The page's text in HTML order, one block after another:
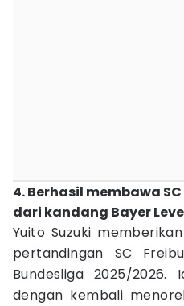
4. Berhasil membawa
dari kandang Bayer
Yuito Suzuki
pertandingan SC
Bundesliga 2025/
dengan kembali